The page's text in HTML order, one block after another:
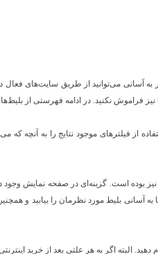
آسانی می‌توانید از طریق سایت‌های فعال
نیز فراموش نکنید. در ادامه فهرستی از
از فیلترهای موجود نتایج را به
بوده است. گزینه‌ای در صفحه نمایش
به آسانی بلیط مورد نظرمان را بیابید و
دهید. البته اگر به هر علتی بعد از خرید